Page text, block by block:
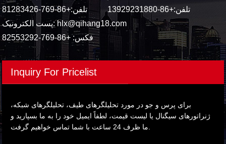
تلفن:+86-769-81283426 تلفن:+86-13929231880
پست الکترونیک:hlx@qihang18.com
فکس: +86-769-82553292
Inquiry For Pricelist
برای پرس و جو در مورد تحلیلگرهای طیف، تحلیلگرهای شبکه،
ژنراتورهای سیگنال یا لیست قیمت، لطفاً ایمیل خود را به ما بسپارید و